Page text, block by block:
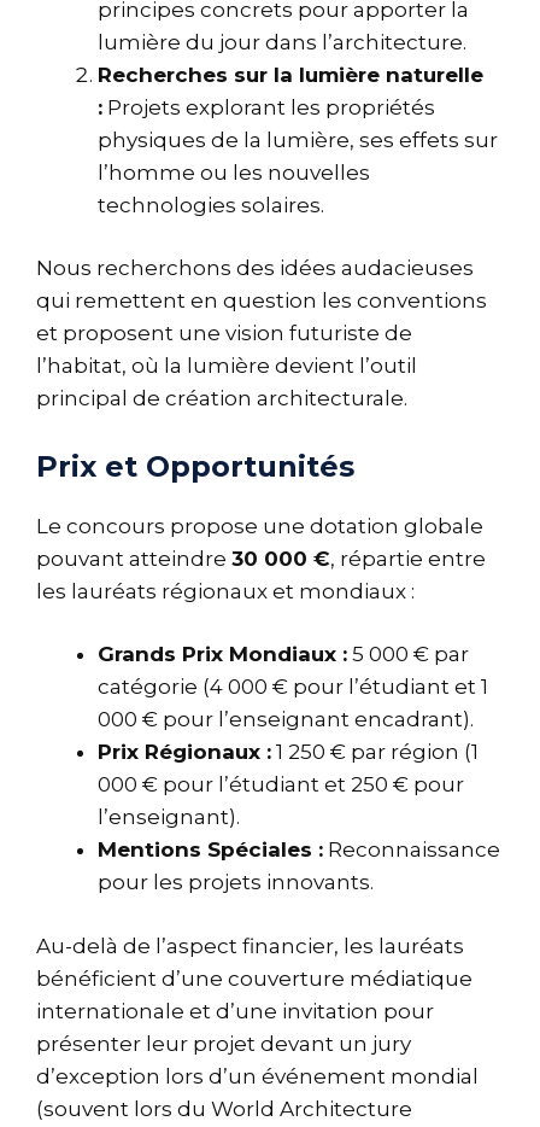
principes concrets pour apporter la
lumière du jour dans l’architecture.
Recherches sur la lumière naturelle
: Projets explorant les propriétés
physiques de la lumière, ses effets sur
l’homme ou les nouvelles
technologies solaires.
Nous recherchons des idées audacieuses
qui remettent en question les conventions
et proposent une vision futuriste de
l’habitat, où la lumière devient l’outil
principal de création architecturale.
Prix et Opportunités
Le concours propose une dotation globale
pouvant atteindre 30 000 €, répartie entre
les lauréats régionaux et mondiaux :
Grands Prix Mondiaux : 5 000 € par
catégorie (4 000 € pour l’étudiant et 1
000 € pour l’enseignant encadrant).
Prix Régionaux : 1 250 € par région (1
000 € pour l’étudiant et 250 € pour
l’enseignant).
Mentions Spéciales : Reconnaissance
pour les projets innovants.
Au-delà de l’aspect financier, les lauréats
bénéficient d’une couverture médiatique
internationale et d’une invitation pour
présenter leur projet devant un jury
d’exception lors d’un événement mondial
(souvent lors du World Architecture